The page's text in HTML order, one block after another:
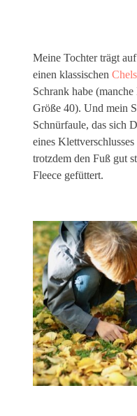
Meine Tochter trägt
einen klassischen
Schrank habe
Größe 40). Und mein
Schnürfaule, das sich
eines
trotzdem den Fuß gut
Fleece gefüttert.